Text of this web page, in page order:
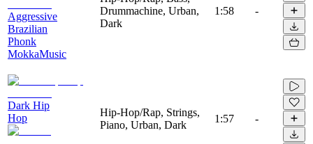
Aggressive
Brazilian
Phonk
MokkaMusic
Drummachine, Urban,
Dark
1:58 -
Dark Hip
Hop
Hip-Hop/Rap, Strings,
Piano, Urban, Dark
1:57 -